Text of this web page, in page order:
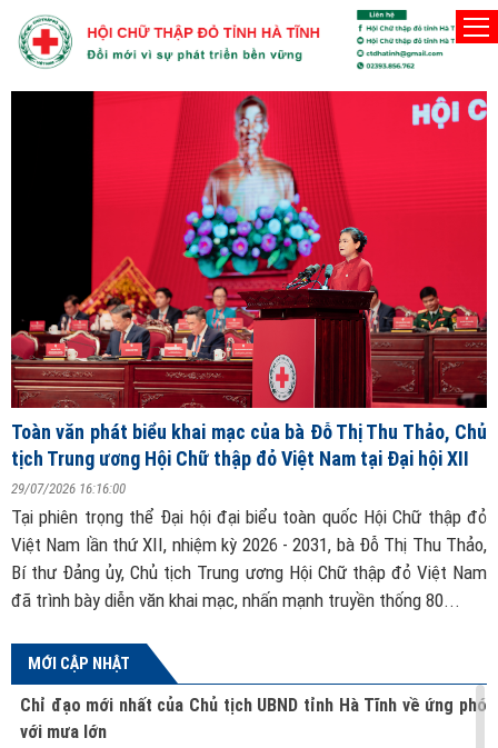
Thứ Sáu, 7/8/2026 Người Hội viên Hội Chữ thập đỏ phải thật sự
Toàn văn phát biểu khai mạc của bà Đỗ Thị Thu Thảo, Chủ
tịch Trung ương Hội Chữ thập đỏ Việt Nam tại Đại hội XII
29/07/2026 16:16:00
Tại phiên trọng thể Đại hội đại biểu toàn quốc Hội Chữ thập đỏ
Việt Nam lần thứ XII, nhiệm kỳ 2026 - 2031, bà Đỗ Thị Thu Thảo,
Bí thư Đảng ủy, Chủ tịch Trung ương Hội Chữ thập đỏ Việt Nam
đã trình bày diễn văn khai mạc, nhấn mạnh truyền thống 80...
MỚI CẬP NHẬT
Chỉ đạo mới nhất của Chủ tịch UBND tỉnh Hà Tĩnh về ứng phó
với mưa lớn